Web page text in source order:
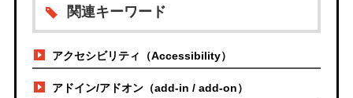
関連キーワード
アクセシビリティ（Accessibility）
アドイン/アドオン（add-in / add-on）